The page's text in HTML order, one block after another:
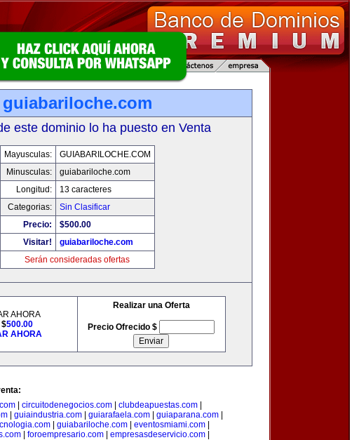
guiabariloche.com
este dominio lo ha puesto en Venta
Mayusculas:
GUIABARILOCHE.COM
Minusculas:
guiabariloche.com
Longitud:
13 caracteres
Categorias:
Sin Clasificar
Precio:
$500.00
Visitar!
guiabariloche.com
Serán consideradas ofertas
AHORA
$500.00
AHORA
Realizar una Oferta
Precio Ofrecido $
| circuitodenegocios.com| clubdeapuestas.com|
| guiaindustria.com| guiarafaela.com| guiaparana.com|
guiabariloche.com eventosmiami.com
foroempresario.com empresasdeservicio.com